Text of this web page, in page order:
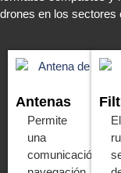
drones en los sectores
Antenas
Permite
una
comunicación,